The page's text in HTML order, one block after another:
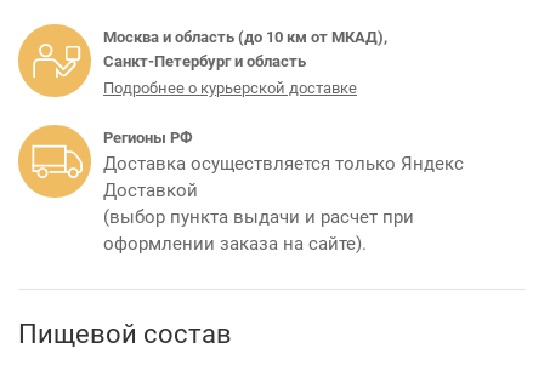
Москва и область (до 10 км от МКАД),
Санкт-Петербург и область
Подробнее о курьерской доставке
Регионы РФ
Доставка осуществляется только Яндекс
Доставкой
(выбор пункта выдачи и расчет при
оформлении заказа на сайте).
Пищевой состав